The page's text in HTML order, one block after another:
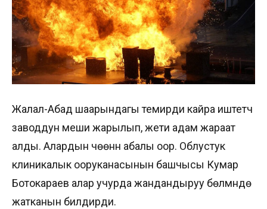
Жалал-Абад шаарындагы темирди кайра иштетүүчү
заводдун меши жарылып, жети адам жараат
алды. Алардын үчөөнүн абалы оор. Облустук
клиникалык ооруканасынын башчысы Кумар
Ботокараев алар учурда жандандыруу бөлүмүндө
жатканын билдирди.